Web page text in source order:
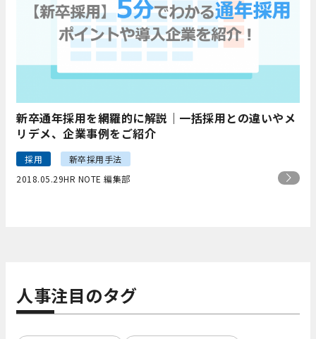
新卒通年採用を網羅的に解説｜一括採用との違いやメ
リデメ、企業事例をご紹介
採用
新卒採用手法
2018.05.29HR NOTE 編集部
人事注目のタグ